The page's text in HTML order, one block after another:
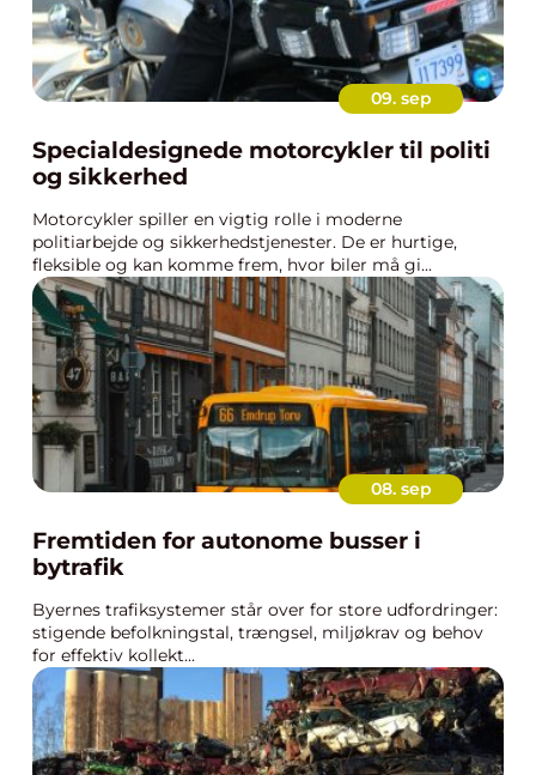
09. sep
Specialdesignede motorcykler til politi
og sikkerhed
Motorcykler spiller en vigtig rolle i moderne
politiarbejde og sikkerhedstjenester. De er hurtige,
fleksible og kan komme frem, hvor biler må gi...
08. sep
Fremtiden for autonome busser i
bytrafik
Byernes trafiksystemer står over for store udfordringer:
stigende befolkningstal, trængsel, miljøkrav og behov
for effektiv kollekt...